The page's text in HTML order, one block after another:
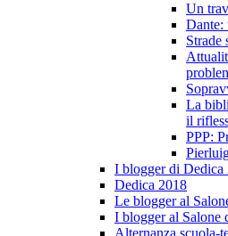
Un
Dante:
Strade
La
il
PPP:
I blogger di Dedica
Dedica 2018
Le blogger al
I blogger al Salone